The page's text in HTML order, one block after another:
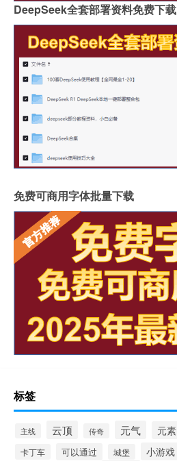
DeepSeek全套部署资料免费下载
免费可商用字体批量下载
标签
主线 云顶 传奇 元气 元素
卡丁车 可以通过 城堡 小游戏